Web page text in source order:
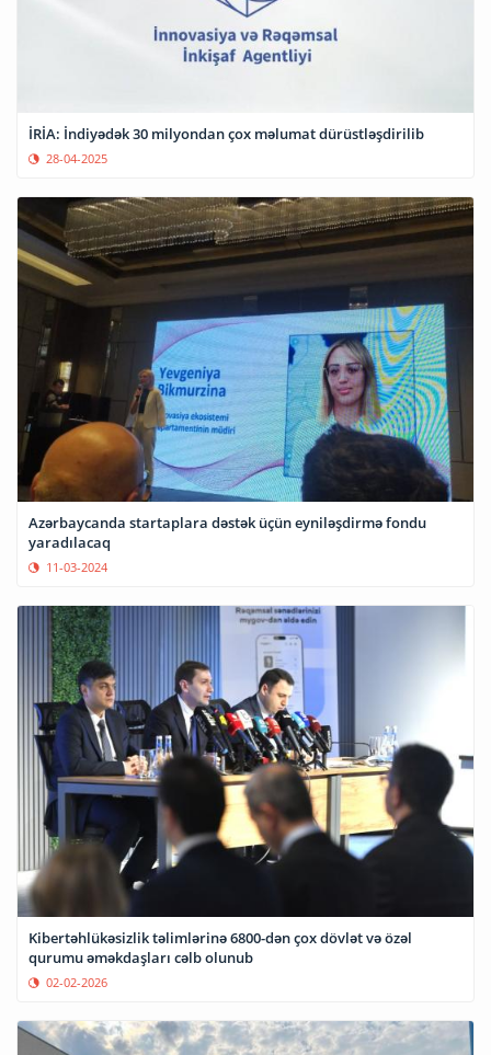
İRİA: İndiyədək 30 milyondan çox məlumat dürüstləşdirilib
28-04-2025
Azərbaycanda startaplara dəstək üçün eyniləşdirmə fondu
yaradılacaq
11-03-2024
Kibertəhlükəsizlik təlimlərinə 6800-dən çox dövlət və özəl
qurumu əməkdaşları cəlb olunub
02-02-2026